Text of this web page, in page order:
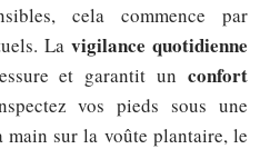
cela commence par
La vigilance quotidienne
et garantit un confort
vos pieds sous une
main sur la voûte plantaire, le